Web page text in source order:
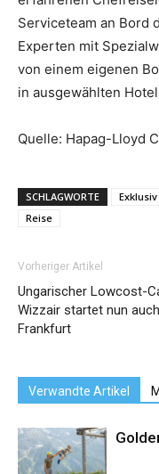
Serviceteam an Bord
Experten mit
von einem eigenen
in ausgewählten
Quelle: Hapag-Lloyd
SCHLAGWORTE Exklusiv
Reise
Vorheriger Artikel
Ungarischer Lowcost-
Wizzair startet nun
Frankfurt
Verwandte Artikel